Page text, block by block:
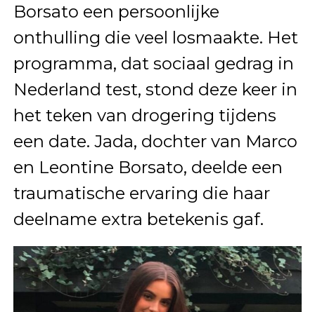
Borsato een persoonlijke
onthulling die veel losmaakte. Het
programma, dat sociaal gedrag in
Nederland test, stond deze keer in
het teken van drogering tijdens
een date. Jada, dochter van Marco
en Leontine Borsato, deelde een
traumatische ervaring die haar
deelname extra betekenis gaf.